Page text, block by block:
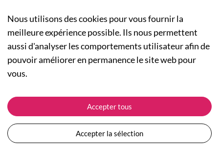
A PROPOS
Qui sommes-nous ?
Actualités
Nos engagements
Plan du site
Devenir revendeur
Collection Femme
Collection Enfants
Les Totebags
ASSISTANCE
Suivre ma commande
Expédition et livraison
Retour et remboursement
Nous utilisons des cookies pour vous fournir la
meilleure expérience possible. Ils nous permettent
aussi d'analyser les comportements utilisateur afin de
pouvoir améliorer en permanence le site web pour
vous.
Accepter tous
Accepter la sélection